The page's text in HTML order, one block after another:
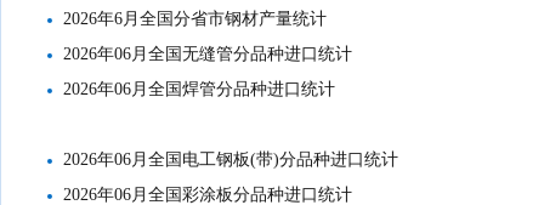
2026年6月全国分省市钢材产量统计
2026年06月全国无缝管分品种进口统计
2026年06月全国焊管分品种进口统计
2026年06月全国电工钢板(带)分品种进口统计
2026年06月全国彩涂板分品种进口统计